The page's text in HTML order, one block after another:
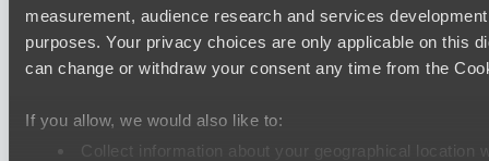
measurement, audience research and services
purposes. Your privacy choices are only applicable on this
can change or withdraw your consent any time from the
If you allow, we would also like to:
Collect information about your geographical
Immortal Squad
Ultras Dota Pro League 2025-2026 Season 57